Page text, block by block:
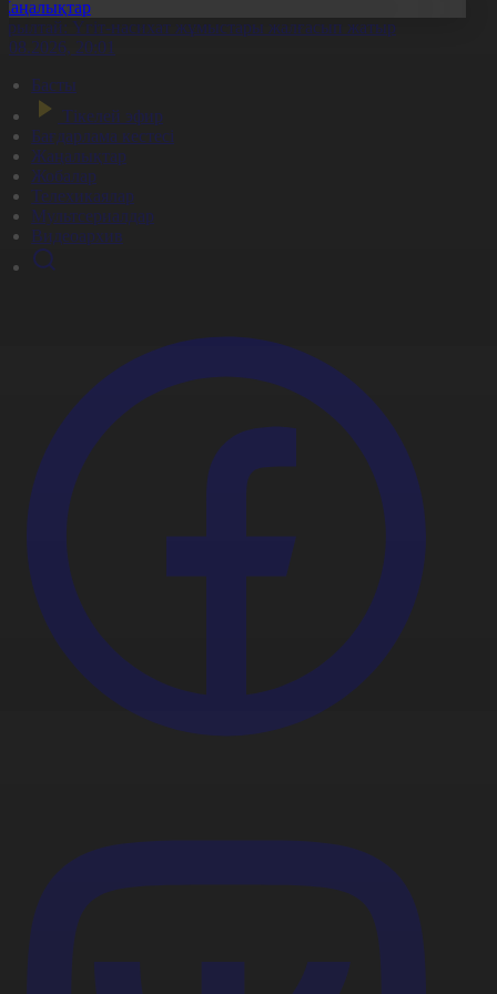
Үгіт-насихат жұмыстары жалғасып жатыр
20:01
Басты
Тікелей эфир
Бағдарлама кестесі
Жаңалықтар
Жобалар
Телехикаялар
Мультсериалдар
Видеоархив